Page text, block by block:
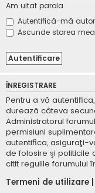
Am uitat parola
Autentifică-mă
Ascunde starea
ÎNREGISTRARE
Pentru a vă
durează câteva
Administratorul
permisiuni
autentifica, asiguraţi-
de folosire şi politicile
citit regulile forumului
Termeni de utilizare